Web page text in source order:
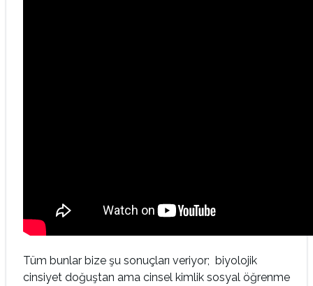
Tüm bunlar bize şu sonuçları veriyor; biyolojik
cinsiyet doğuştan ama cinsel kimlik sosyal öğrenme